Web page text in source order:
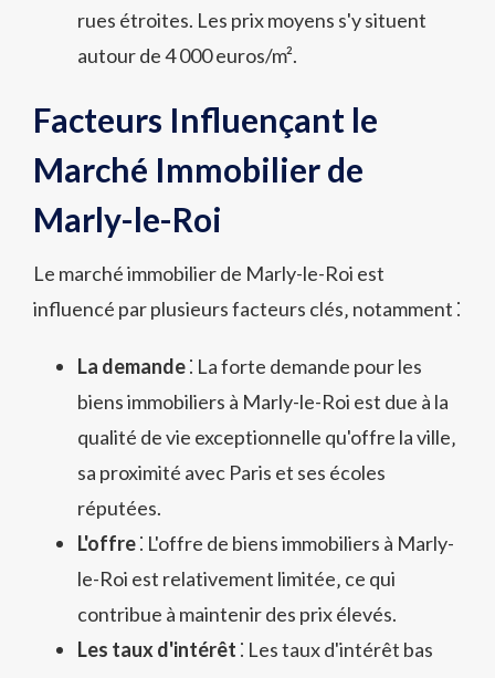
rues étroites. Les prix moyens s'y situent
autour de 4 000 euros/m².
Facteurs Influençant le
Marché Immobilier de
Marly-le-Roi
Le marché immobilier de Marly-le-Roi est
influencé par plusieurs facteurs clés‚ notamment ⁚
La demande⁚ La forte demande pour les
biens immobiliers à Marly-le-Roi est due à la
qualité de vie exceptionnelle qu'offre la ville‚
sa proximité avec Paris et ses écoles
réputées.
L'offre⁚ L'offre de biens immobiliers à Marly-
le-Roi est relativement limitée‚ ce qui
contribue à maintenir des prix élevés.
Les taux d'intérêt ⁚ Les taux d'intérêt bas